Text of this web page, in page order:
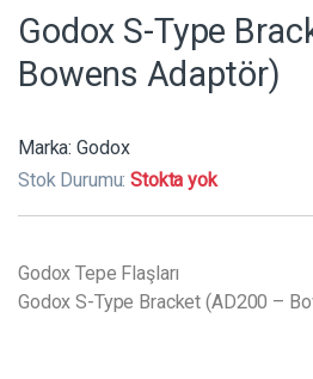
Godox S-Type
Bowens Adaptör)
Marka: Godox
Stok Durumu:Stokta yok
Godox Tepe Flaşları
Godox S-Type Bracket (AD200 –